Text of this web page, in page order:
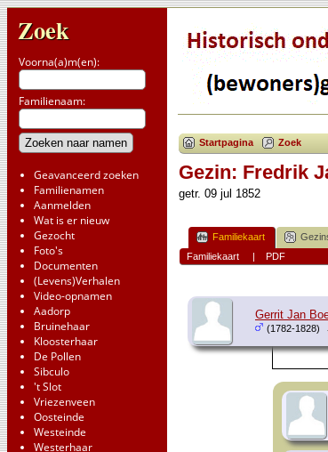
Zoek
Voorna(a)m(en):
Familienaam:
Geavanceerd zoeken
Familienamen
Aanmelden
Wat is er nieuw
Gezocht
Foto's
Documenten
(Levens)Verhalen
Video-opnamen
Aadorp
Bruinehaar
Kloosterhaar
De Pollen
Sibculo
't Slot
Vriezenveen
Oosteinde
Westeinde
Westerhaar
Startpagina Zoek
Gezin: Fredrik
getr. 09 jul 1852
Familiekaart
Familiekaart
| PDF
Gerrit Jan
(1782-1828)